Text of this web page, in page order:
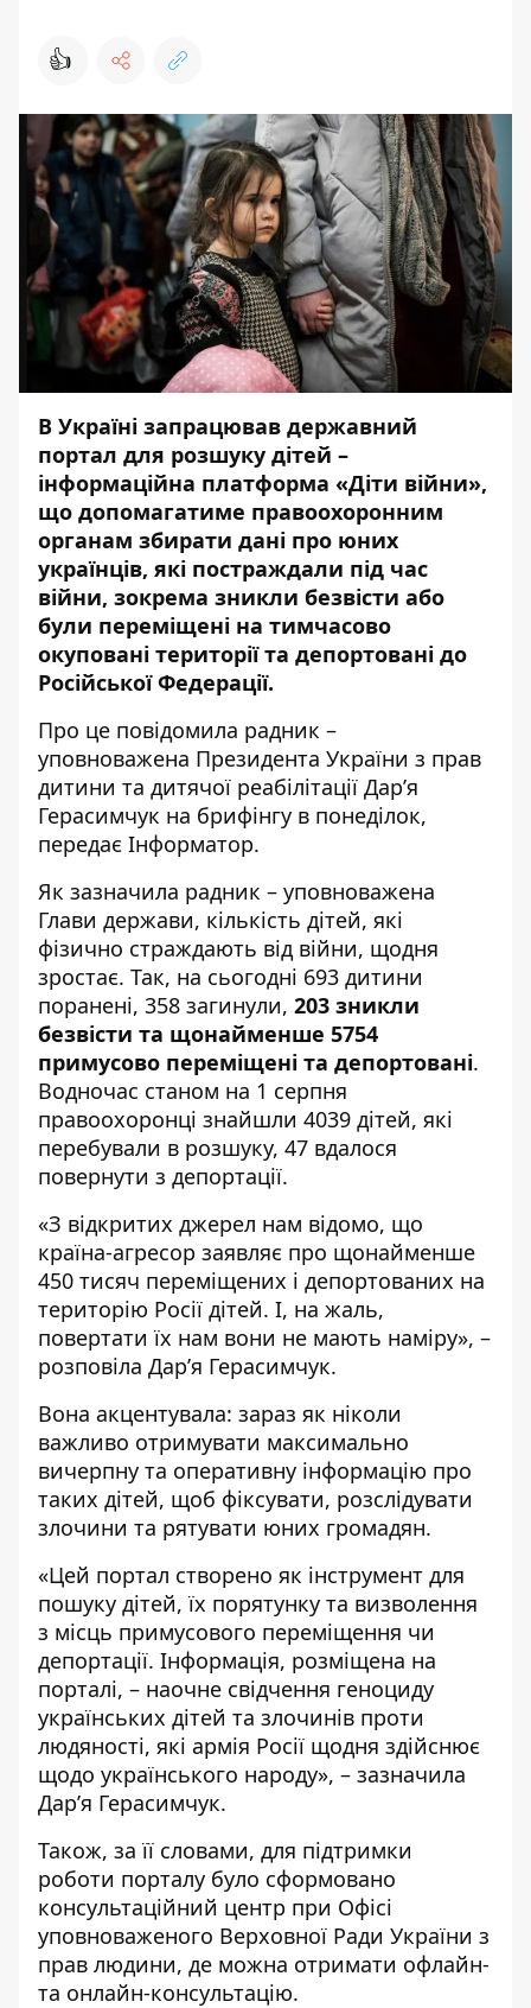
👍
В Україні запрацював державний
портал для розшуку дітей –
інформаційна платформа «Діти війни»,
що допомагатиме правоохоронним
органам збирати дані про юних
українців, які постраждали під час
війни, зокрема зникли безвісти або
були переміщені на тимчасово
окуповані території та депортовані до
Російської Федерації.
Про це повідомила радник –
уповноважена Президента України з прав
дитини та дитячої реабілітації Дар’я
Герасимчук на брифінгу в понеділок,
передає Інформатор.
Як зазначила радник – уповноважена
Глави держави, кількість дітей, які
фізично страждають від війни, щодня
зростає. Так, на сьогодні 693 дитини
поранені, 358 загинули, 203 зникли
безвісти та щонайменше 5754
примусово переміщені та депортовані.
Водночас станом на 1 серпня
правоохоронці знайшли 4039 дітей, які
перебували в розшуку, 47 вдалося
повернути з депортації.
«З відкритих джерел нам відомо, що
країна-агресор заявляє про щонайменше
450 тисяч переміщених і депортованих на
територію Росії дітей. І, на жаль,
повертати їх нам вони не мають наміру», –
розповіла Дар’я Герасимчук.
Вона акцентувала: зараз як ніколи
важливо отримувати максимально
вичерпну та оперативну інформацію про
таких дітей, щоб фіксувати, розслідувати
злочини та рятувати юних громадян.
«Цей портал створено як інструмент для
пошуку дітей, їх порятунку та визволення
з місць примусового переміщення чи
депортації. Інформація, розміщена на
порталі, – наочне свідчення геноциду
українських дітей та злочинів проти
людяності, які армія Росії щодня здійснює
щодо українського народу», – зазначила
Дар’я Герасимчук.
Також, за її словами, для підтримки
роботи порталу було сформовано
консультаційний центр при Офісі
уповноваженого Верховної Ради України з
прав людини, де можна отримати офлайн-
та онлайн-консультацію.